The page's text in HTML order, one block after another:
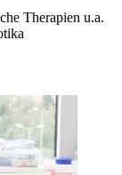
Therapien u.a.